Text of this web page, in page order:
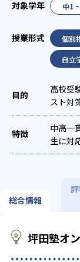
中1
個別
自立
高校受
スト対
選抜(旧
策
国
英検(
特化対
中高一
生に対
ライン
総合情報
坪田塾オ